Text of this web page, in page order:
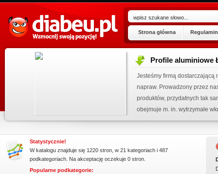
Strona główna
Profile aluminiowe
Jesteśmy firmą dostarczającą
napraw. Prowadzony przez
produktów, przydatnych tak
obejmuje m. in. wytrzymałe
Statystycznie!
W katalogu znajduje się 1220 stron, w 21 kategoriach i 487
podkategoriach. Na akceptację oczekuje 0 stron.
Popularne podkategorie: